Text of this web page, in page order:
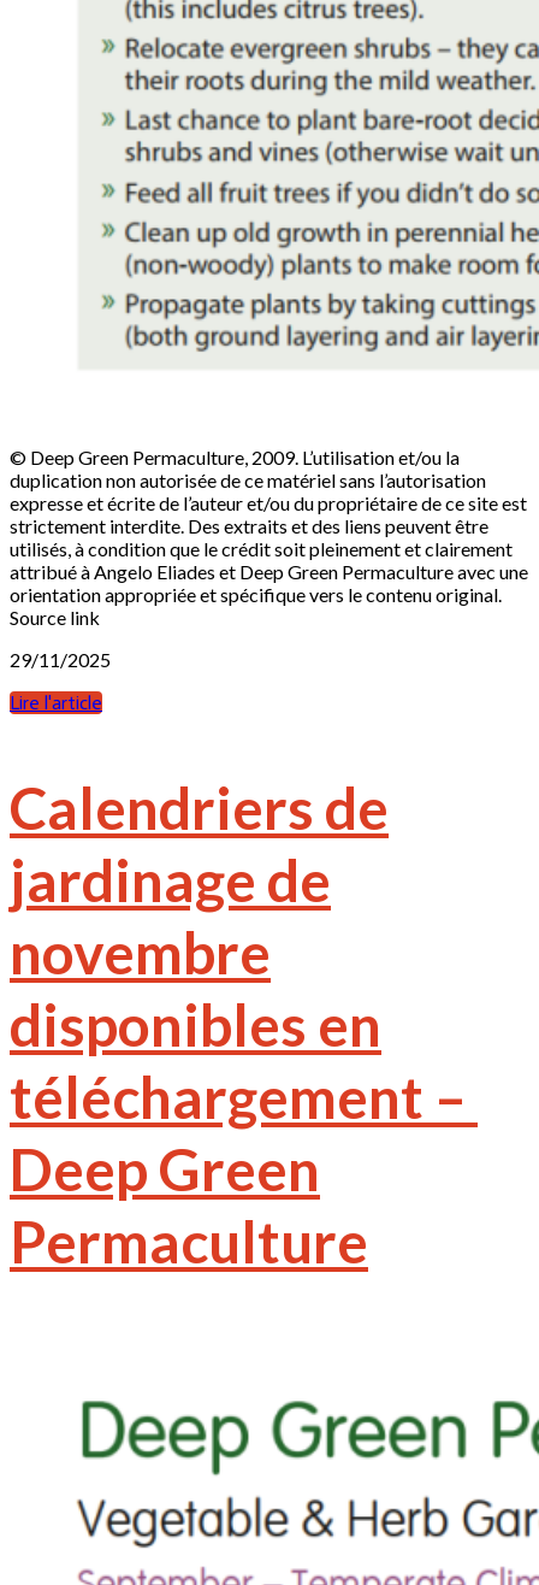
© Deep Green Permaculture, 2009. L’utilisation et/ou la
duplication non autorisée de ce matériel sans l’autorisation
expresse et écrite de l’auteur et/ou du propriétaire de ce site est
strictement interdite. Des extraits et des liens peuvent être
utilisés, à condition que le crédit soit pleinement et clairement
attribué à Angelo Eliades et Deep Green Permaculture avec une
orientation appropriée et spécifique vers le contenu original.
Source link
29/11/2025
Lire l'article
Calendriers de
jardinage de
novembre
disponibles en
téléchargement – ​​
Deep Green
Permaculture